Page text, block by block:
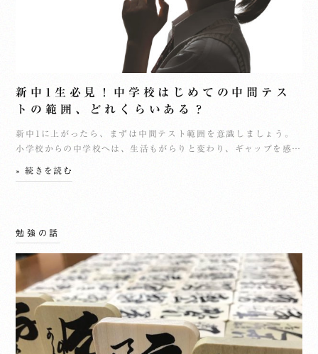
新中1生必見！中学校はじめての中間テス
トの範囲、どれくらいある？
新中1に上がったら、まずは中間テスト範囲を意識しましょう。
小学校からの中学校へは、生活もがらりと変わり、ギャップを感…
» 続きを読む
勉強の話